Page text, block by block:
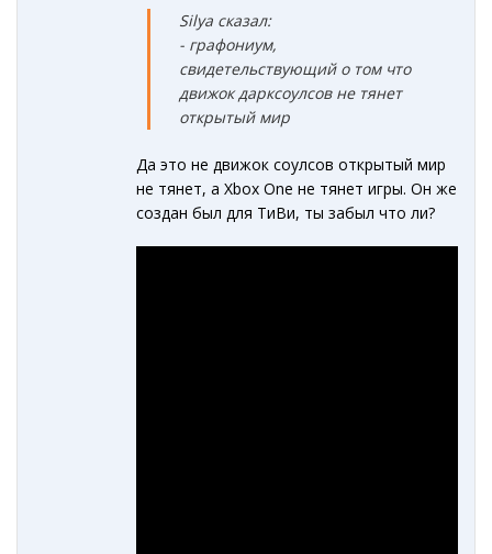
Silya сказал:
- графониум,
свидетельствующий о том что
движок дарксоулсов не тянет
открытый мир
Да это не движок соулсов открытый мир
не тянет, а Xbox One не тянет игры. Он же
создан был для ТиВи, ты забыл что ли?